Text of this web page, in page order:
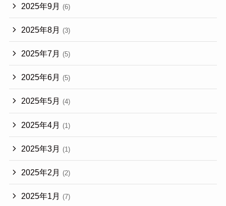
2025年9月 (6)
2025年8月 (3)
2025年7月 (5)
2025年6月 (5)
2025年5月 (4)
2025年4月 (1)
2025年3月 (1)
2025年2月 (2)
2025年1月 (7)